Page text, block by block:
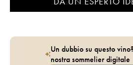
Un dubbio su questo
nostra sommelier digitale